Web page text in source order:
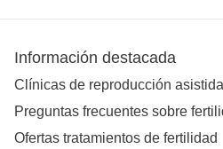
Información destacada
Clínicas de reproducción asistida
Preguntas frecuentes sobre
Ofertas tratamientos de fertilidad